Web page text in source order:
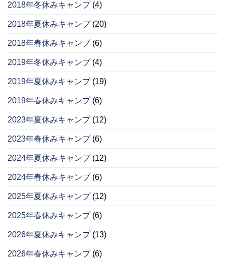
2018年冬休みキャンプ(4)
2018年夏休みキャンプ(20)
2018年春休みキャンプ(6)
2019年冬休みキャンプ(4)
2019年夏休みキャンプ(19)
2019年春休みキャンプ(6)
2023年夏休みキャンプ(12)
2023年春休みキャンプ(6)
2024年夏休みキャンプ(12)
2024年春休みキャンプ(6)
2025年夏休みキャンプ(12)
2025年春休みキャンプ(6)
2026年夏休みキャンプ(13)
2026年春休みキャンプ(6)